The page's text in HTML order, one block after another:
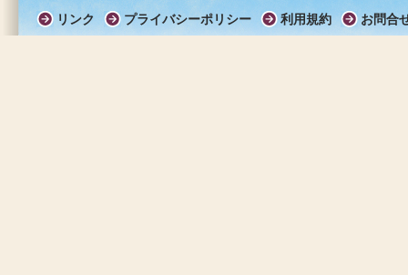
リンク プライバシーポリシー 利用規約 お問合